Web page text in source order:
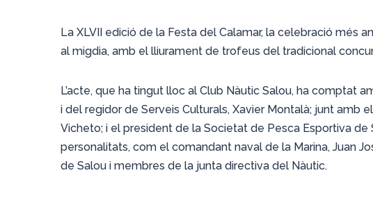
La XLVII edició de la Festa del Calamar, la celebració més
al migdia, amb el lliurament de trofeus del tradicional
L’acte, que ha tingut lloc al Club Nàutic Salou, ha comptat
i del regidor de Serveis Culturals, Xavier Montalà; junt amb
Vicheto; i el president de la Societat de Pesca Esportiva de
personalitats, com el comandant naval de la Marina, Juan
de Salou i membres de la junta directiva del Nàutic.